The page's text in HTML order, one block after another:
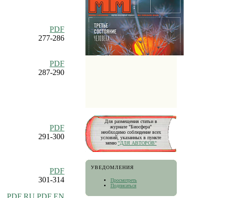
Для размещения статьи в
журнале "Биосфера"
необходимо соблюдение всех
условий, указанных в пункте
меню "ДЛЯ АВТОРОВ"
УВЕДОМЛЕНИЯ
Просмотреть
Подписаться
PDF
277-286
PDF
287-290
PDF
291-300
PDF
301-314
PDF RU PDF EN